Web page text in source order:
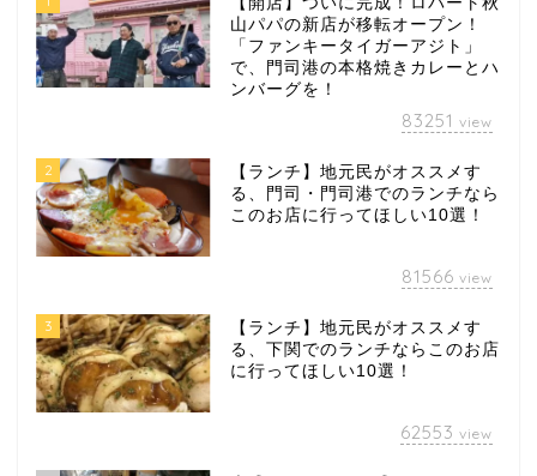
山パパの新店が移転オープン！
「ファンキータイガーアジト」
で、門司港の本格焼きカレーとハ
ンバーグを！
83251 view
2
【ランチ】地元民がオススメす
る、門司・門司港でのランチなら
このお店に行ってほしい10選！
81566 view
3
【ランチ】地元民がオススメす
る、下関でのランチならこのお店
に行ってほしい10選！
62553 view